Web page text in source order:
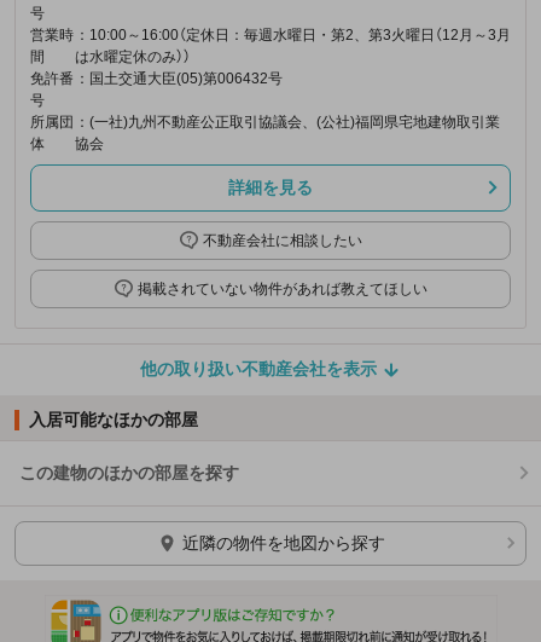
号
営業時
間
：10:00～16:00（定休日：毎週水曜日・第2、第3火曜日（12月～3月
は水曜定休のみ））
免許番
号
：国土交通大臣(05)第006432号
所属団
体
：(一社)九州不動産公正取引協議会、(公社)福岡県宅地建物取引業
協会
詳細を見る
不動産会社に相談したい
掲載されていない物件があれば教えてほしい
他の取り扱い不動産会社を表示
入居可能なほかの部屋
この建物のほかの部屋を探す
ほかの部屋を検索中…
近隣の物件を地図から探す